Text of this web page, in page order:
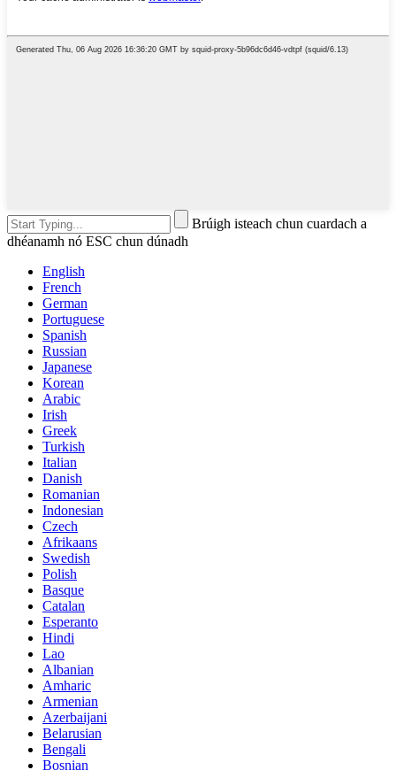
Brúigh isteach chun cuardach a
dhéanamh nó ESC chun dúnadh
English
French
German
Portuguese
Spanish
Russian
Japanese
Korean
Arabic
Irish
Greek
Turkish
Italian
Danish
Romanian
Indonesian
Czech
Afrikaans
Swedish
Polish
Basque
Catalan
Esperanto
Hindi
Lao
Albanian
Amharic
Armenian
Azerbaijani
Belarusian
Bengali
Bosnian